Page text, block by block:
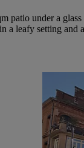
patio under a
leafy setting